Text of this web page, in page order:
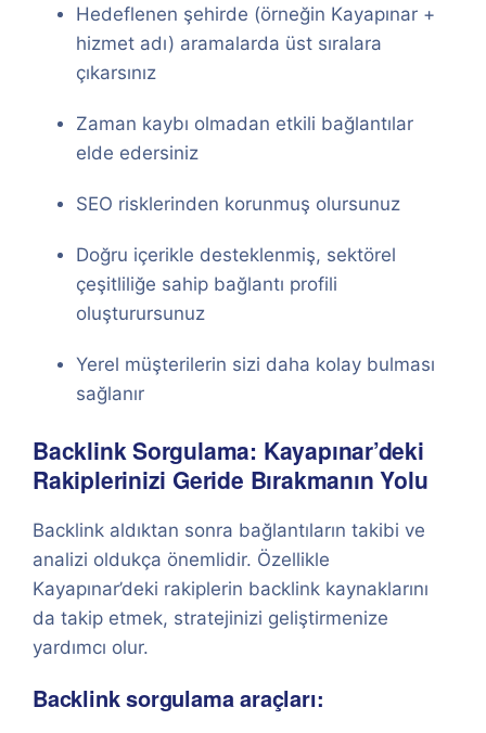
Hedeflenen şehirde (örneğin Kayapınar +
hizmet adı) aramalarda üst sıralara
çıkarsınız
Zaman kaybı olmadan etkili bağlantılar
elde edersiniz
SEO risklerinden korunmuş olursunuz
Doğru içerikle desteklenmiş, sektörel
çeşitliliğe sahip bağlantı profili
oluşturursunuz
Yerel müşterilerin sizi daha kolay bulması
sağlanır
Backlink Sorgulama: Kayapınar’deki
Rakiplerinizi Geride Bırakmanın Yolu
Backlink aldıktan sonra bağlantıların takibi ve
analizi oldukça önemlidir. Özellikle
Kayapınar’deki rakiplerin backlink kaynaklarını
da takip etmek, stratejinizi geliştirmenize
yardımcı olur.
Backlink sorgulama araçları: